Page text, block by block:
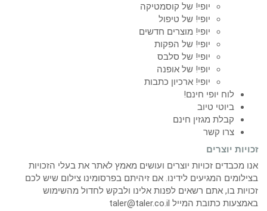
יופי! של קוסמטיקה
יופי! של טיפול
יופי! מוצרים חדשים
יופי! של הפקות
יופי! של סלבס
יופי! של אופנה
יופי! ארכיון כתבות
לוח יופי חינם!
ביוטי טיוב
קבלת מגזין חינם
צרו קשר
זכויות יוצרים
אנו מכבדים זכויות יוצרים ועושים מאמץ לאתר את בעלי הזכויות
בצילומים המגיעים לידינו. אם זיהיתם בפרסומינו צילום שיש לכם
זכויות בו, אתם רשאים לפנות אלינו ולבקש לחדול מהשימוש
באמצעות כתובת המייל taler@taler.co.il